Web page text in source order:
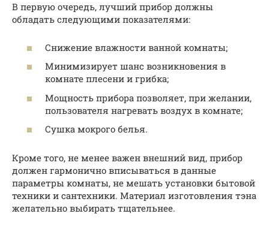
В первую очередь, лучший прибор должны
обладать следующими показателями:
Снижение влажности ванной комнаты;
Минимизирует шанс возникновения в
комнате плесени и грибка;
Мощность прибора позволяет, при желании,
пользователя нагревать воздух в комнате;
Сушка мокрого белья.
Кроме того, не менее важен внешний вид, прибор
должен гармонично вписываться в данные
параметры комнаты, не мешать установки бытовой
техники и сантехники. Материал изготовления тэна
желательно выбирать тщательнее.